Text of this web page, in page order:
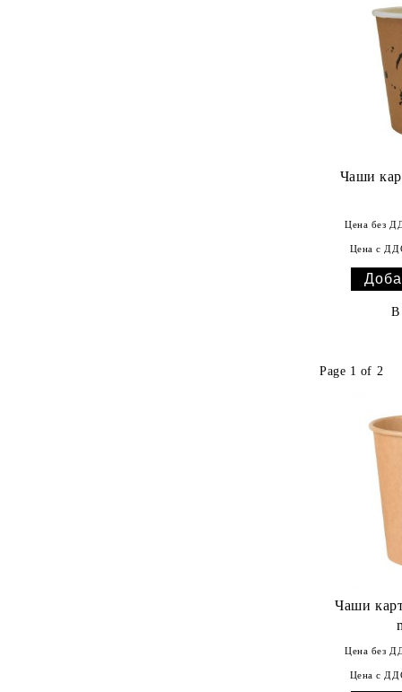
Чаши
Цена без
Цена с
В
Page 1 of 2
Чаши
Цена без
Цена с